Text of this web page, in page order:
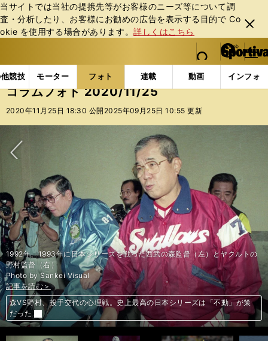
当サイトでは当社の提携先等がお客様のニーズ等について調
査・分析したり、お客様にお勧めの広告を表⽰する⽬的で Co
okie を使⽤する場合があります。詳しくはこちら
閉じ
る
web Sportiva (webスポルティーバ)
検索
マイペ
ー
ジ
メニュ
競技 モーター フォト 連載 動画 インフォ
b
ス
ポ
ル
ー
バ
フォトギャラリー コラムフォト コラムフォト
コラムフォト 2020/11/25
2020年11月25日 18:30 公開 2025年09月25日 10:55 更新
次へ
1992年、1993年に日本シリーズを戦った西武の森監督（左）とヤクルトの
野村監督（右）
Photo by Sankei Visual
記事を読む＞
森VS野村、投手交代の心理戦。史上最高の日本シリーズは「不動」が策
だった
記事を読む＞
世界一のチームからＪ草創期の清水へ。名DFが振り返る「心境の変化」
記事を読む＞
ムーアの決め球を隠し球に。巨人打線を翻弄した甲斐拓也の「配球の妙」
記事を読む＞
ジャパンＣの「３強」を徹底比較。世紀の一戦で最有力となるのは？
前へ